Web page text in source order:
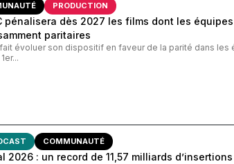
PRODUCTION
pénalisera dès 2027 les films dont les
paritaires
évoluer son dispositif en faveur de la parité dans les
COMMUNAUTÉ
2026 : un record de 11,57 milliards